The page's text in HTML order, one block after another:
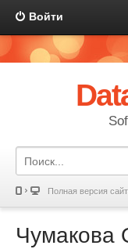
Войти
Полная версия
Чумакова